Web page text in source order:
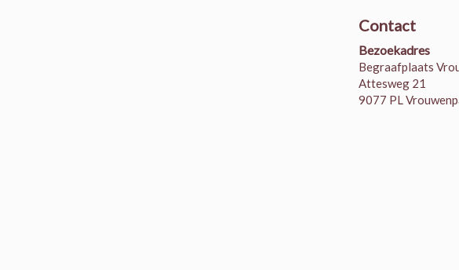
Contact
Bezoekadres
Begraafplaats
Attesweg 21
9077 PL